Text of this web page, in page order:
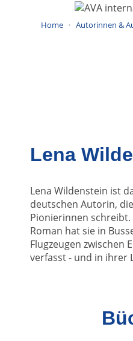
Home Autorinnen &
Lena
Lena Wildenstein ist
deutschen Autorin,
Pionierinnen
Roman hat sie in
Flugzeugen zwischen
verfasst - und in ihrer